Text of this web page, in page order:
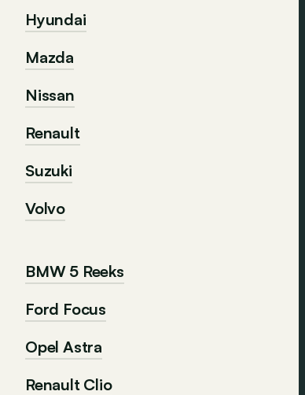
Hyundai
Mazda
Nissan
Renault
Suzuki
Volvo
BMW 5 Reeks
Ford Focus
Opel Astra
Renault Clio